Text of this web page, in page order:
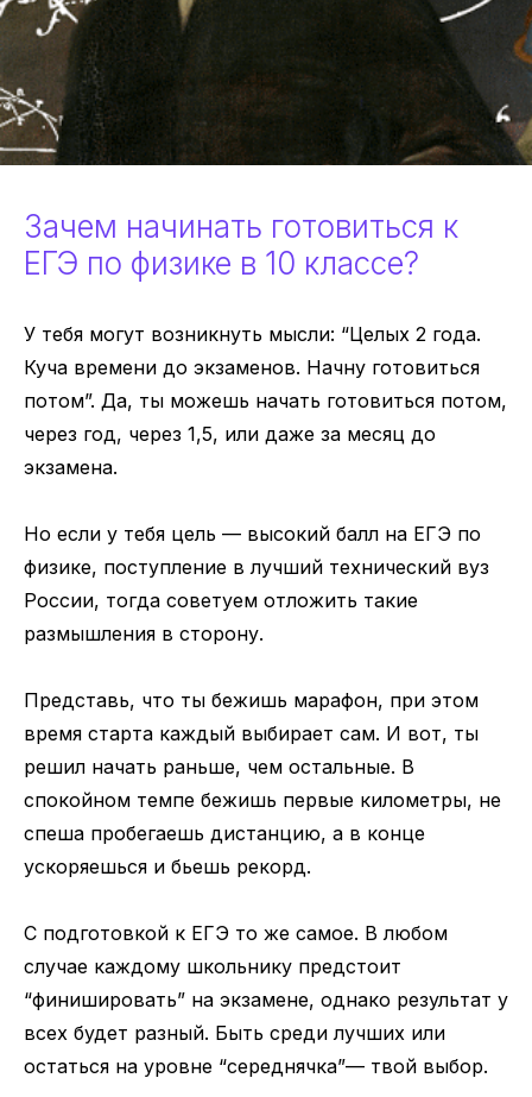
Зачем начинать готовиться к
ЕГЭ по физике в 10 классе?
У тебя могут возникнуть мысли: “Целых 2 года.
Куча времени до экзаменов. Начну готовиться
потом”. Да, ты можешь начать готовиться потом,
через год, через 1,5, или даже за месяц до
экзамена.
Но если у тебя цель — высокий балл на ЕГЭ по
физике, поступление в лучший технический вуз
России, тогда советуем отложить такие
размышления в сторону.
Представь, что ты бежишь марафон, при этом
время старта каждый выбирает сам. И вот, ты
решил начать раньше, чем остальные. В
спокойном темпе бежишь первые километры, не
спеша пробегаешь дистанцию, а в конце
ускоряешься и бьешь рекорд.
С подготовкой к ЕГЭ то же самое. В любом
случае каждому школьнику предстоит
“финишировать” на экзамене, однако результат у
всех будет разный. Быть среди лучших или
остаться на уровне “середнячка”— твой выбор.